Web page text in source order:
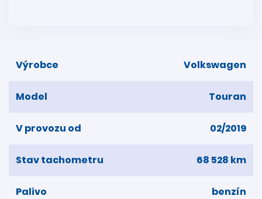
Výrobce Volkswagen
Model Touran
V provozu od 02/2019
Stav tachometru 68 528 km
Palivo benzín